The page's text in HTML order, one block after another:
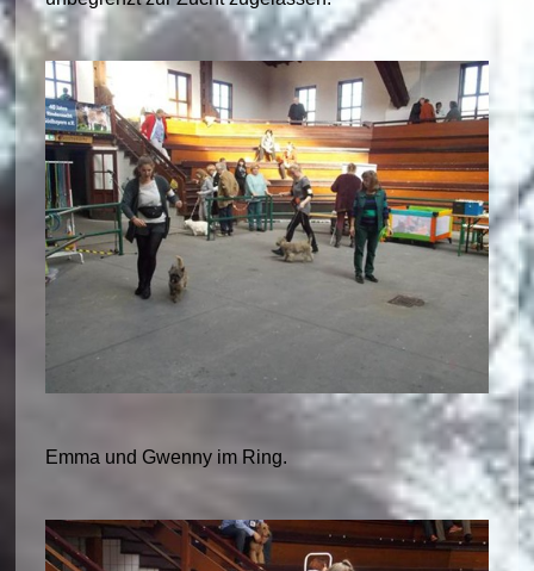
Emma und Gwenny im Ring.